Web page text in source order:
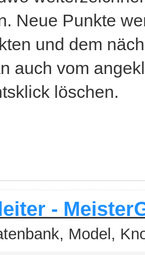
Neue Punkte
und dem
auch vom
löschen.
-
Model,